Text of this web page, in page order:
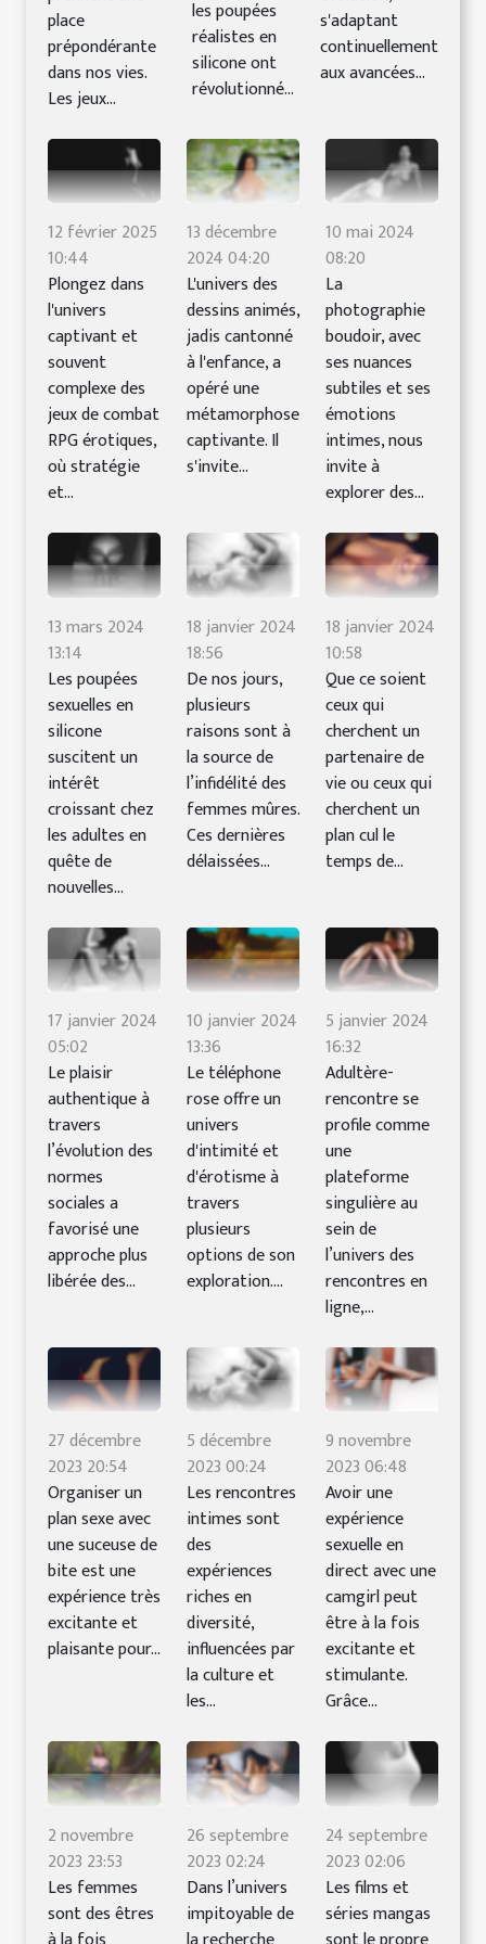
place
prépondérante
dans nos vies.
Les jeux...
les poupées
réalistes en
silicone ont
révolutionné...
s'adaptant
continuellement
aux avancées...
12 février 2025
10:44
Plongez dans
l'univers
captivant et
souvent
complexe des
jeux de combat
RPG érotiques,
où stratégie
et...
13 décembre
2024 04:20
L'univers des
dessins animés,
jadis cantonné
à l'enfance, a
opéré une
métamorphose
captivante. Il
s'invite...
10 mai 2024
08:20
La
photographie
boudoir, avec
ses nuances
subtiles et ses
émotions
intimes, nous
invite à
explorer des...
13 mars 2024
13:14
Les poupées
sexuelles en
silicone
suscitent un
intérêt
croissant chez
les adultes en
quête de
nouvelles...
18 janvier 2024
18:56
De nos jours,
plusieurs
raisons sont à
la source de
l’infidélité des
femmes mûres.
Ces dernières
délaissées...
18 janvier 2024
10:58
Que ce soient
ceux qui
cherchent un
partenaire de
vie ou ceux qui
cherchent un
plan cul le
temps de...
17 janvier 2024
05:02
Le plaisir
authentique à
travers
l’évolution des
normes
sociales a
favorisé une
approche plus
libérée des...
10 janvier 2024
13:36
Le téléphone
rose offre un
univers
d'intimité et
d'érotisme à
travers
plusieurs
options de son
exploration....
5 janvier 2024
16:32
Adultère-
rencontre se
profile comme
une
plateforme
singulière au
sein de
l’univers des
rencontres en
ligne,...
27 décembre
2023 20:54
Organiser un
plan sexe avec
une suceuse de
bite est une
expérience très
excitante et
plaisante pour...
5 décembre
2023 00:24
Les rencontres
intimes sont
des
expériences
riches en
diversité,
influencées par
la culture et
les...
9 novembre
2023 06:48
Avoir une
expérience
sexuelle en
direct avec une
camgirl peut
être à la fois
excitante et
stimulante.
Grâce...
2 novembre
2023 23:53
Les femmes
sont des êtres
26 septembre
2023 02:24
Dans l’univers
impitoyable de
24 septembre
2023 02:06
Les films et
séries mangas